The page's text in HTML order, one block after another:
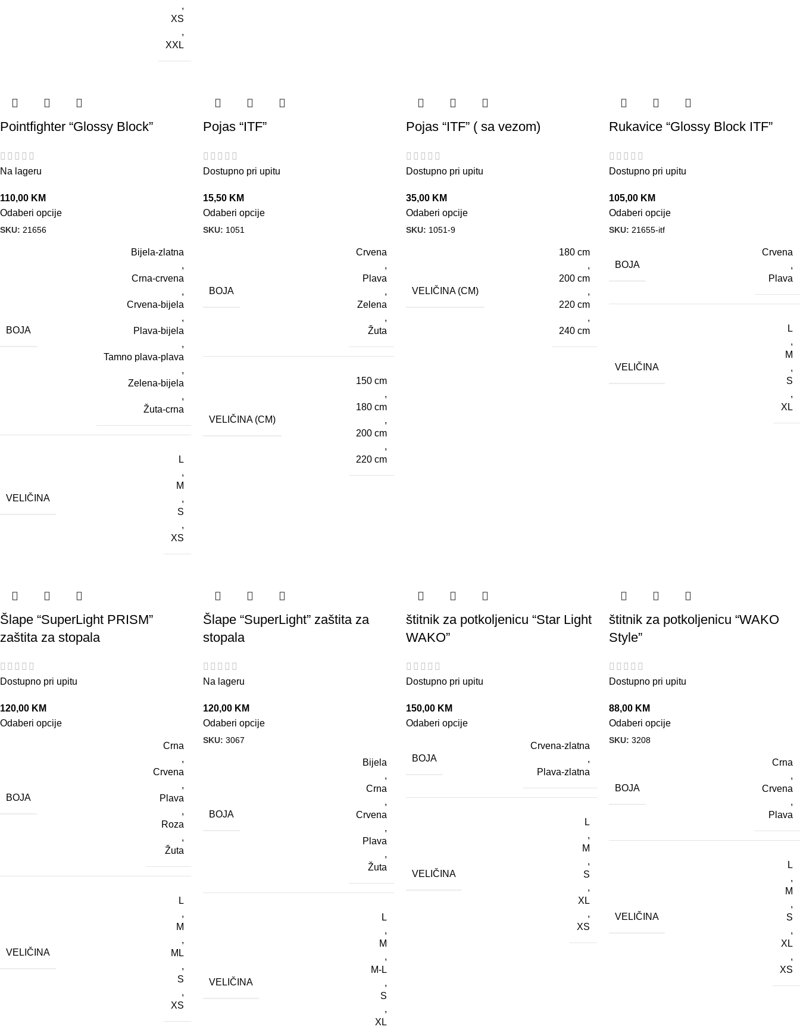
,
XS
,
XXL
Pointfighter “Glossy Block”
Na lageru
110,00 KM
Odaberi opcije
SKU: 21656
BOJA
Bijela-zlatna
,
Crna-crvena
,
Crvena-bijela
,
Plava-bijela
,
Tamno plava-plava
,
Zelena-bijela
,
Žuta-crna
VELIČINA
L
,
M
,
S
,
XS
Pojas “ITF”
Dostupno pri upitu
15,50 KM
Odaberi opcije
SKU: 1051
BOJA
Crvena
,
Plava
,
Zelena
,
Žuta
VELIČINA (CM)
150 cm
,
180 cm
,
200 cm
,
220 cm
Pojas “ITF” ( sa vezom)
Dostupno pri upitu
35,00 KM
Odaberi opcije
SKU: 1051-9
VELIČINA (CM)
180 cm
,
200 cm
,
220 cm
,
240 cm
Rukavice “Glossy Block ITF”
Dostupno pri upitu
105,00 KM
Odaberi opcije
SKU: 21655-itf
BOJA
Crvena
,
Plava
VELIČINA
L
,
M
,
S
,
XL
Šlape “SuperLight PRISM”
zaštita za stopala
Dostupno pri upitu
120,00 KM
Odaberi opcije
BOJA
Crna
,
Crvena
,
Plava
,
Roza
,
Žuta
VELIČINA
L
,
M
,
ML
,
S
,
XS
Šlape “SuperLight” zaštita za
stopala
Na lageru
120,00 KM
Odaberi opcije
SKU: 3067
BOJA
Bijela
,
Crna
,
Crvena
,
Plava
,
Žuta
VELIČINA
L
,
M
,
M-L
,
S
,
XL
štitnik za potkoljenicu “Star Light
WAKO”
Dostupno pri upitu
150,00 KM
Odaberi opcije
BOJA
Crvena-zlatna
,
Plava-zlatna
VELIČINA
L
,
M
,
S
,
XL
,
XS
štitnik za potkoljenicu “WAKO
Style”
Dostupno pri upitu
88,00 KM
Odaberi opcije
SKU: 3208
BOJA
Crna
,
Crvena
,
Plava
VELIČINA
L
,
M
,
S
,
XL
,
XS